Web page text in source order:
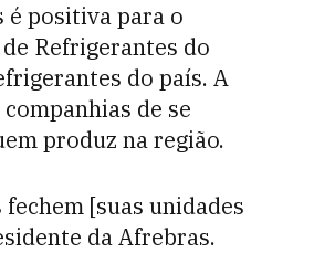
é positiva para o
Refrigerantes do
do país. A
de se
produz na região.
[suas unidades
da Afrebras.